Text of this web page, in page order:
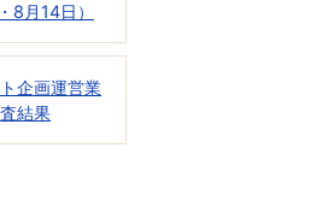
8月14日）
企画運営業
結果